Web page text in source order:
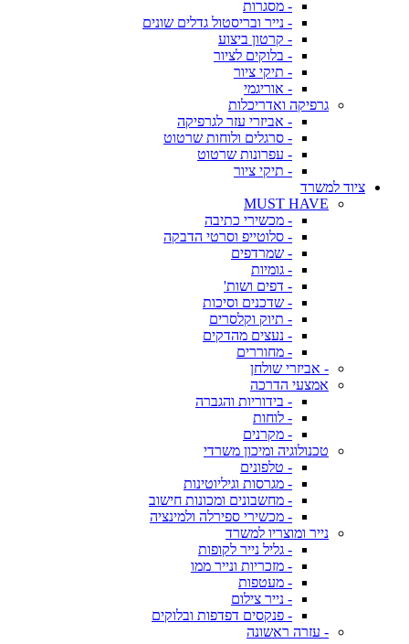
- מסגרות
- נייר ובריסטול גדלים שונים
- קרטון ביצוע
- בלוקים לציור
- תיקי ציור
- אוריגמי
גרפיקה ואדריכלות
- אביזרי עזר לגרפיקה
- סרגלים ולוחות שרטוט
- עפרונות שרטוט
- תיקי ציור
ציוד למשרד
MUST HAVE
- מכשירי כתיבה
- סלוטייפ וסרטי הדבקה
- שמרדפים
- גומיות
- דפים ושות'
- שדכנים וסיכות
- תיוק וקלסרים
- נעצים מהדקים
- מחוררים
- אביזרי שולחן
אמצעי הדרכה
- בידוריות והגברה
- לוחות
- מקרנים
טכנולוגיה ומיכון משרדי
- טלפונים
- מגרסות וגיליוטינות
- מחשבונים ומכונות חישוב
- מכשירי ספירלה ולמינציה
נייר ומוצריו למשרד
- גליל נייר לקופות
- מזכריות ונייר ממו
- מעטפות
- נייר צילום
- פנקסים דפדפות ובלוקים
- עזרה ראשונה